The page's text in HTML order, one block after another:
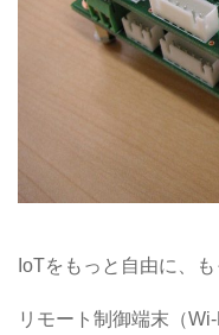
IoTをもっと自由に、
リモート制御端末（Wi-